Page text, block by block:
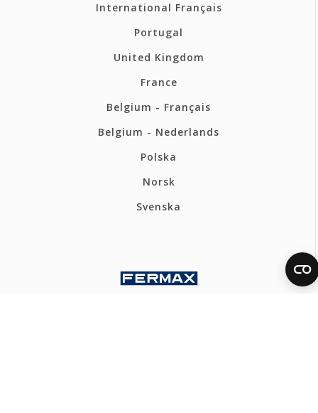
International Français
Portugal
United Kingdom
France
Belgium - Français
Belgium - Nederlands
Polska
Norsk
Svenska